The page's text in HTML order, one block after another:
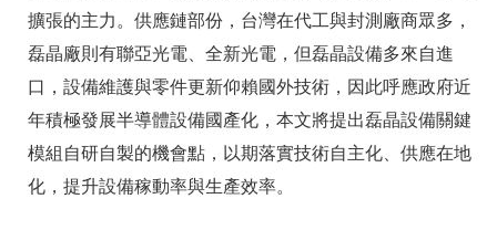
擴張的主力。供應鏈部份，台灣在代工與封測廠商眾多，
磊晶廠則有聯亞光電、全新光電，但磊晶設備多來自進
口，設備維護與零件更新仰賴國外技術，因此呼應政府近
年積極發展半導體設備國產化，本文將提出磊晶設備關鍵
模組自研自製的機會點，以期落實技術自主化、供應在地
化，提升設備稼動率與生產效率。